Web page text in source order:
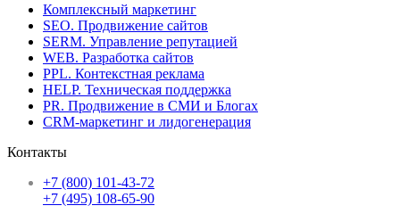
Комплексный маркетинг
SEO. Продвижение сайтов
SERM. Управление репутацией
WEB. Разработка сайтов
PPL. Контекстная реклама
HELP. Техническая поддержка
PR. Продвижение в СМИ и Блогах
CRM-маркетинг и лидогенерация
Контакты
+7 (800) 101-43-72
+7 (495) 108-65-90